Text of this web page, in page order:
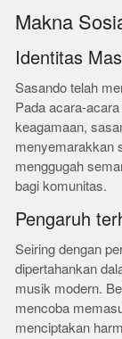
Makna
Identitas
Sasando telah
Pada acara-
keagamaan,
menyemarakkan
menggugah
bagi komunitas.
Pengaruh
Seiring dengan
dipertahankan
musik modern.
mencoba
menciptakan